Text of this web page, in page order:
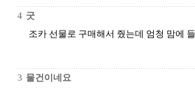
4 굿
조카 선물로 구매해서 줬는데 엄청 맘에
3 물건이네요